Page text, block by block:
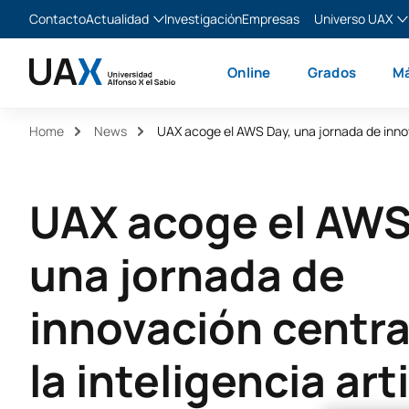
ContactoActualidad
Noticias
InvestigaciónEmpresas
Universo UAX
XTART
Online Grados
Home News
UAX acoge el
una jornada de
innovación
la inteligencia